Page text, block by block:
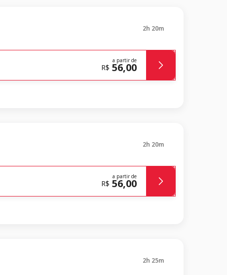
2h 20m
a partir de
R$ 56,00
2h 20m
a partir de
R$ 56,00
2h 25m